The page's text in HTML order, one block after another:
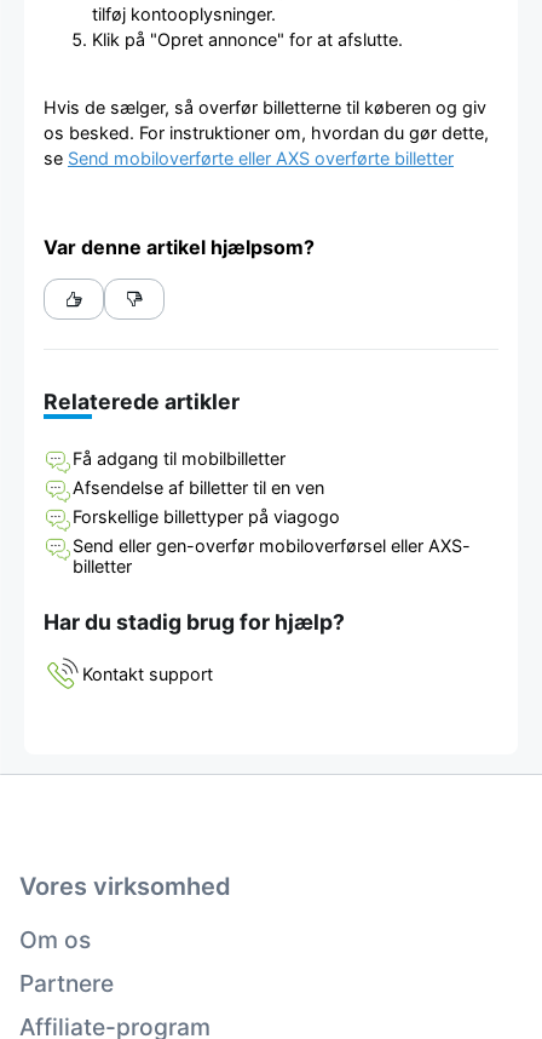
tilføj kontooplysninger.
Klik på "Opret annonce" for at afslutte.
Hvis de sælger, så overfør billetterne til køberen og giv
os besked. For instruktioner om, hvordan du gør dette,
se Send mobiloverførte eller AXS overførte billetter
Var denne artikel hjælpsom?
Relaterede artikler
Få adgang til mobilbilletter
Afsendelse af billetter til en ven
Forskellige billettyper på viagogo
Send eller gen-overfør mobiloverførsel eller AXS-
billetter
Har du stadig brug for hjælp?
Kontakt support
Vores virksomhed
Om os
Partnere
Affiliate-program